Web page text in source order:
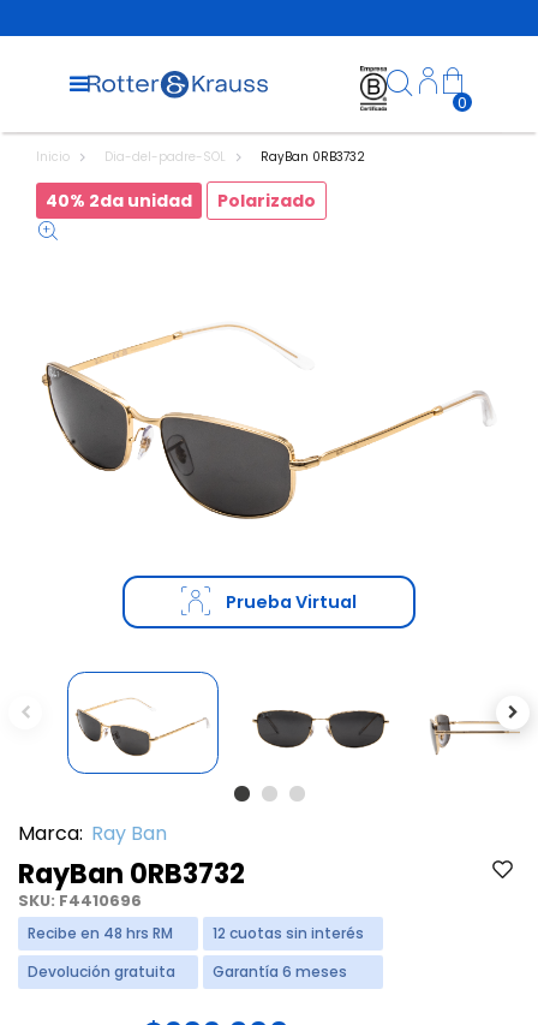
0
Inicio Dia-del-padre-SOL RayBan 0RB3732
40% 2da unidad Polarizado
Prueba Virtual
Previous
Marca: Ray Ban
RayBan 0RB3732
SKU: F4410696
Recibe en 48 hrs RM
12 cuotas sin interés
Devolución gratuita
Garantía 6 meses